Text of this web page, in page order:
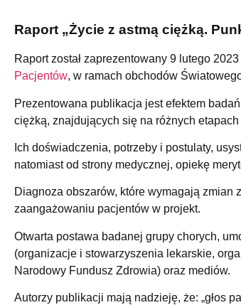
Raport „Życie z astmą ciężką.
Raport został zaprezentowany 9 lutego
Pacjentów, w ramach obchodów
Prezentowana publikacja jest efektem
ciężką, znajdujących się na różnych
Ich doświadczenia, potrzeby i postulaty,
natomiast od strony medycznej, opiekę
Diagnoza obszarów, które wymagają zmian
zaangażowaniu pacjentów w projekt.
Otwarta postawa badanej grupy chorych,
(organizacje i stowarzyszenia lekarskie,
Narodowy Fundusz Zdrowia) oraz mediów.
Autorzy publikacji mają nadzieję, że: „głos